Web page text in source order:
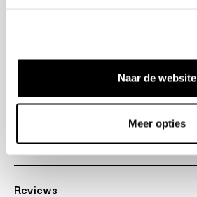
Naar de website
Meer opties
Over ons
Reviews